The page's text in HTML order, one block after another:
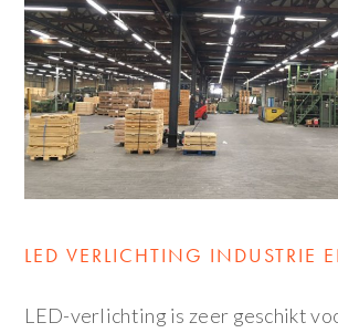
LED VERLICHTING INDUSTRIE
LED-verlichting is zeer geschikt